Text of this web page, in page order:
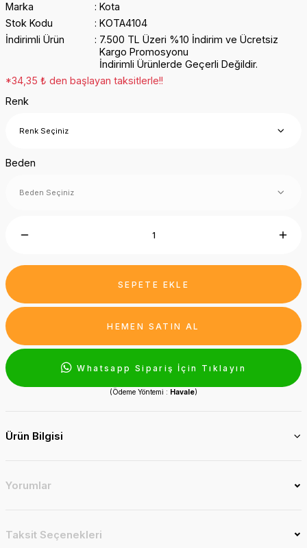
Marka
Kota
Stok Kodu
KOTA4104
İndirimli Ürün
7.500 TL Üzeri %10 İndirim ve Ücretsiz
Kargo Promosyonu
İndirimli Ürünlerde Geçerli Değildir.
*34,35 ₺ den başlayan taksitlerle!!
Renk
Beden
SEPETE EKLE
HEMEN SATIN AL
Whatsapp Sipariş İçin Tıklayın
(Ödeme Yöntemi : Havale)
Ürün Bilgisi
Yorumlar
Taksit Seçenekleri